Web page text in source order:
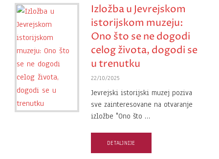
Izložba u Jevrejskom
istorijskom muzeju:
Ono što se ne dogodi
celog života, dogodi se
u trenutku
22/10/2025
Jevrejski istorijski muzej poziva
sve zainteresovane na otvaranje
izložbe "Ono što …
DETALJNIJE